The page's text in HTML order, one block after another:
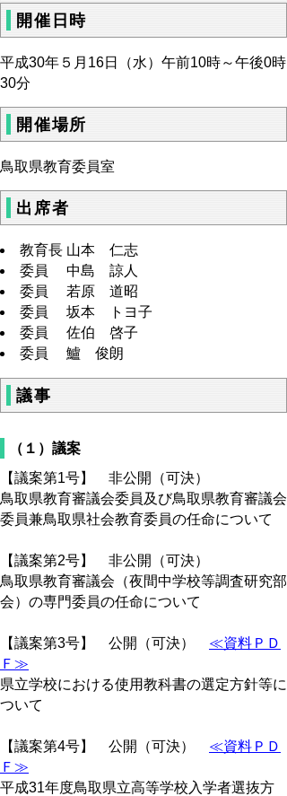
開催日時
平成30年５月16日（水）午前10時～午後0時
30分
開催場所
鳥取県教育委員室
出席者
教育長 山本 仁志
委員 中島 諒人
委員 若原 道昭
委員 坂本 トヨ子
委員 佐伯 啓子
委員 鱸 俊朗
議事
（１）議案
【議案第1号】 非公開（可決）
鳥取県教育審議会委員及び鳥取県教育審議会
委員兼鳥取県社会教育委員の任命について
【議案第2号】 非公開（可決）
鳥取県教育審議会（夜間中学校等調査研究部
会）の専門委員の任命について
【議案第3号】 公開（可決） ≪資料ＰＤ
Ｆ≫
県立学校における使用教科書の選定方針等に
ついて
【議案第4号】 公開（可決） ≪資料ＰＤ
Ｆ≫
平成31年度鳥取県立高等学校入学者選抜方